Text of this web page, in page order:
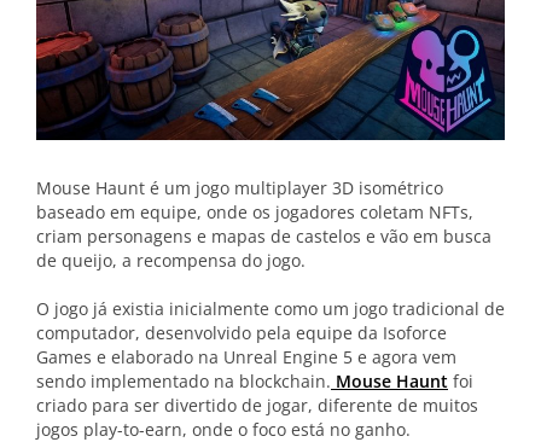
Mouse Haunt é um jogo multiplayer 3D isométrico
baseado em equipe, onde os jogadores coletam NFTs,
criam personagens e mapas de castelos e vão em busca
de queijo, a recompensa do jogo.
O jogo já existia inicialmente como um jogo tradicional de
computador, desenvolvido pela equipe da Isoforce
Games e elaborado na Unreal Engine 5 e agora vem
sendo implementado na blockchain. Mouse Haunt foi
criado para ser divertido de jogar, diferente de muitos
jogos play-to-earn, onde o foco está no ganho.